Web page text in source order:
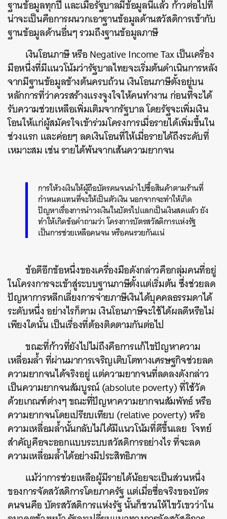
ฐานข้อมูลทุกปี และเมื่อรัฐบาลมีข้อมูลนี้แล้ว ก้าวต่อไปที่
น่าจะเป็นคือการผนวกเอาฐานข้อมูลด้านสวัสดิการเข้ากับ
ฐานข้อมูลด้านอื่นๆ รวมถึงฐานข้อมูลภาษี
เงินโอนภาษี หรือ Negative Income Tax เป็นเครื่อง
มือหนึ่งที่มีแนวโน้มว่ารัฐบาลไทยจะเริ่มต้นดำเนินการหลัง
จากมีฐานข้อมูลข้างต้นครบถ้วน เงินโอนภาษีตั้งอยู่บน
หลักการที่ว่าควรสร้างแรงจูงใจให้คนทำงาน ก่อนที่จะได้
รับความช่วยเหลือเพิ่มเติมจากรัฐบาล โดยรัฐจะเพิ่มเงิน
โอนให้แก่ผู้สมัครใจเข้าร่วมโครงการเมื่อรายได้เพิ่มขึ้นใน
ช่วงแรก และค่อยๆ ลดเงินโอนที่ให้เมื่อรายได้ถึงระดับที่
เหมาะสม เช่น รายได้พ้นจากเส้นความยากจน
การให้วงเงินให้ผู้ถือบัตรคนจนนำไปซื้อสินค้าตามร้านที่
กำหนดแทนที่จะให้เป็นตัวเงิน นอกจากจะทำให้เกิด
ปัญหาเรื่องการนำวงเงินในบัตรไปแลกเป็นเงินสดแล้ว ยัง
ทำให้เกิดข้อคำถามว่า โครงการบัตรสวัสดิการแห่งรัฐ
เป็นการช่วยเหลือคนจน หรือคนรวยกันแน่
ข้อดีอีกข้อหนึ่งของเครื่องมือดังกล่าวคือกลุ่มคนที่อยู่
ในโครงการจะเข้าสู่ระบบฐานภาษีตั้งแต่เริ่มต้น ซึ่งช่วยลด
ปัญหาการหลีกเลี่ยงการจ่ายภาษีเงินได้บุคคลธรรมดาได้
ระดับหนึ่ง อย่างไรก็ตาม เงินโอนภาษีจะใช้ได้ผลดีหรือไม่
เพียงใดนั้น เป็นเรื่องที่ต้องติดตามกันต่อไป
ขณะที่ก้าวที่ยังไปไม่ถึงคือการแก้ไขปัญหาความ
เหลื่อมล้ำ ที่ผ่านมาการเจริญเติบโตทางเศรษฐกิจช่วยลด
ความยากจนได้จริงอยู่ แต่ความยากจนที่ลดลงดังกล่าว
เป็นความยากจนสัมบูรณ์ (absolute poverty) ที่ใช้วัด
ด้วยเกณฑ์ต่างๆ ขณะที่ปัญหาความยากจนสัมพัทธ์ หรือ
ความยากจนโดยเปรียบเทียบ (relative poverty) หรือ
ความเหลื่อมล้ำนั้นกลับไม่ได้มีแนวโน้มที่ดีขึ้นเลย โจทย์
สำคัญคือจะออกแบบระบบสวัสดิการอย่างไร ที่จะลด
ความเหลื่อมล้ำได้อย่างมีประสิทธิภาพ
แม้ว่าการช่วยเหลือผู้มีรายได้น้อยจะเป็นส่วนหนึ่ง
ของการจัดสวัสดิการโดยภาครัฐ แต่เมื่อชื่อจริงของบัตร
คนจนคือ บัตรสวัสดิการแห่งรัฐ นั้นก็ชวนให้ไขว้เขวว่าใน